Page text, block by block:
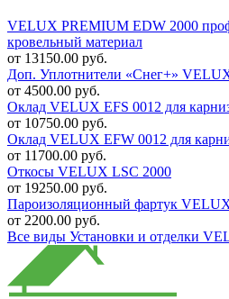
VELUX PREMIUM EDW 2000
кровельный материал
от 13150.00 руб.
Доп. Уплотнители «Снег+»
от 4500.00 руб.
Оклад VELUX EFS 0012 для
от 10750.00 руб.
Оклад VELUX EFW 0012 для
от 11700.00 руб.
Откосы VELUX LSC 2000
от 19250.00 руб.
Пароизоляционный фартук
от 2200.00 руб.
Все виды Установки и отделки